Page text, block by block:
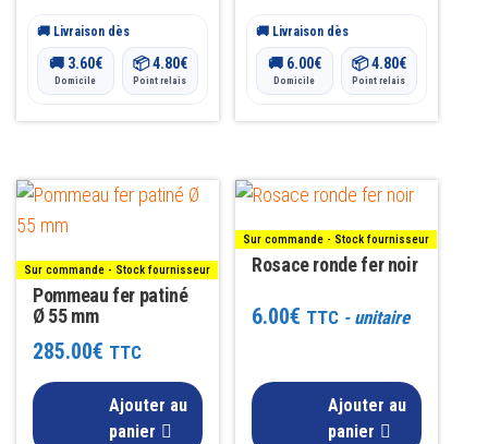
🚚 Livraison dès
🚚 3.60€
Domicile
📦4.80€
Point relais
75.00€.
🚚 Livraison dès
🚚 6.00€
Domicile
📦4.80€
Point relais
Sur commande - Stock fournisseur
Pommeau fer patiné
Ø 55 mm
285.00€ TTC
Ajouter au
panier
Sur commande - Stock fournisseur
Rosace ronde fer noir
6.00€ TTC- unitaire
Ajouter au
panier